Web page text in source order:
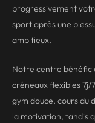
progressivement
sport après une
ambitieux.
Notre centre
créneaux flexibles 7j/
gym douce, cours du
la motivation, tandis